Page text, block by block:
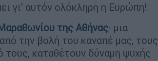
γι’ αυτόν ολόκληρη η Ευρώπη!
της Αθήνας· μια
την βολή του καναπέ μας, τους
τους, καταθέτουν δύναμη ψυχής